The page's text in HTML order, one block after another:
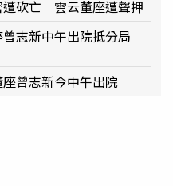
遭砍亡 雲云董座遭聲押
志新中午出院抵分局
曾志新今中午出院